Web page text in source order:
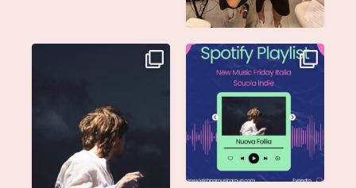
Singolo: Nuova Follia
Nuova Follia è finalmente
vostra e sta già